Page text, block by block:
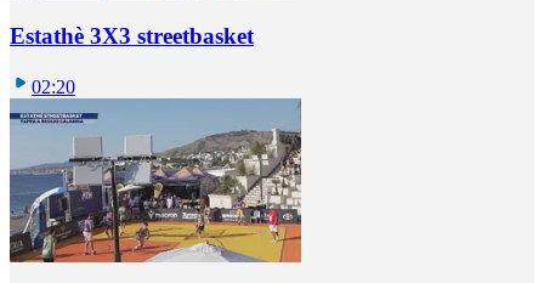
Estathè 3X3 streetbasket
02:20